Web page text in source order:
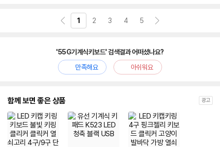
1 2 3 4 5
'55G기계식키보드' 검색결과 어떠셨나요?
만족해요
아쉬워요
함께 보면 좋은 상품 광고